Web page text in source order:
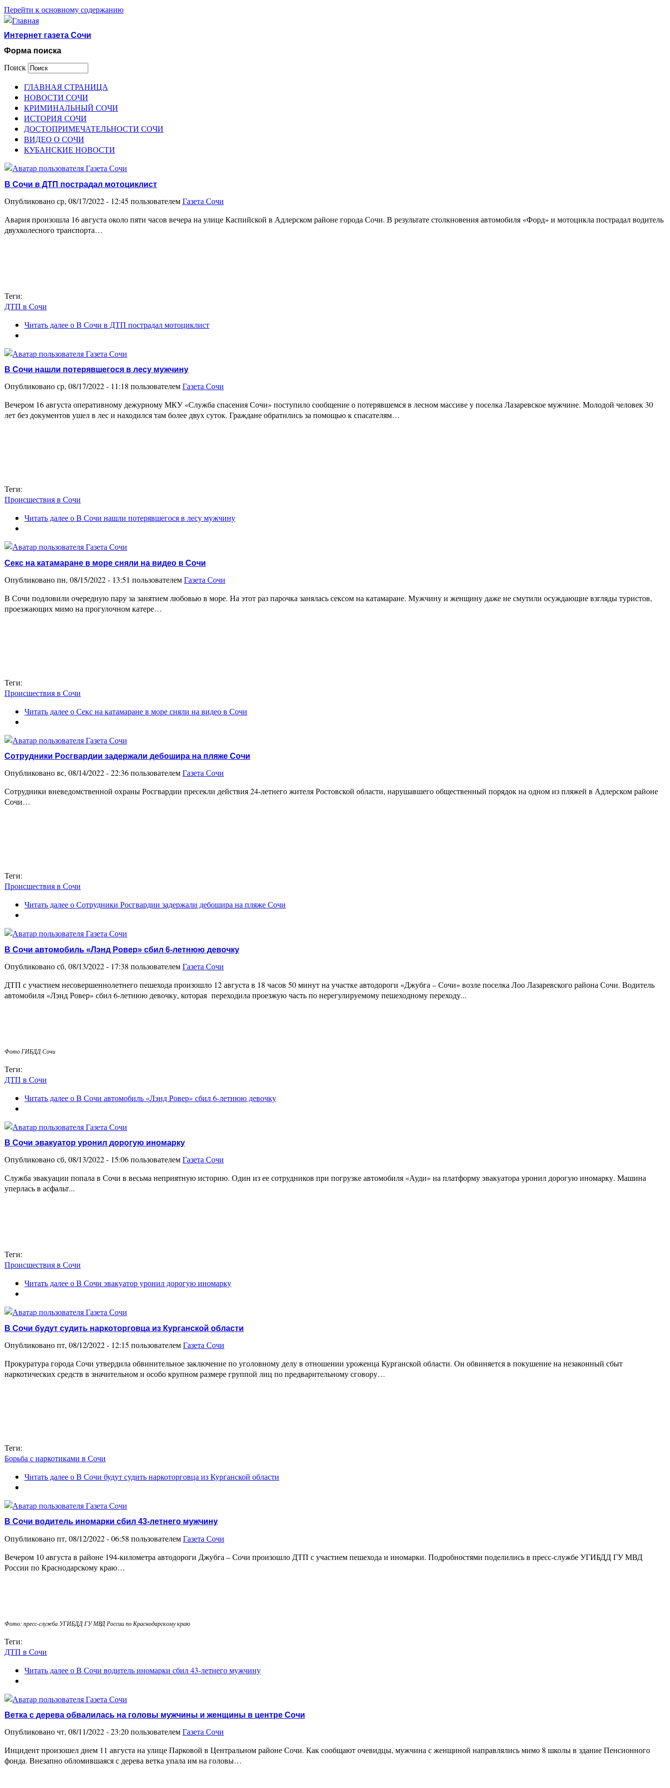
Перейти к основному содержанию
Интернет газета Сочи
Форма поиска
Поиск
ГЛАВНАЯ СТРАНИЦА
НОВОСТИ СОЧИ
КРИМИНАЛЬНЫЙ СОЧИ
ИСТОРИЯ СОЧИ
ДОСТОПРИМЕЧАТЕЛЬНОСТИ СОЧИ
ВИДЕО О СОЧИ
КУБАНСКИЕ НОВОСТИ
В Сочи в ДТП пострадал мотоциклист
Опубликовано ср, 08/17/2022 - 12:45 пользователемГазета Сочи
Авария произошла 16 августа около пяти часов веч­ера на улице Каспийской в Адлерском районе города Сочи. В результате столкновения автомобиля «Форд» и мотоцикла пострадал водитель
двухколесного транспорта…
Теги:
ДТП в Сочи
Читать далеео В Сочи в ДТП пострадал мотоциклист
В Сочи нашли потерявшегося в лесу мужчину
Опубликовано ср, 08/17/2022 - 11:18 пользователемГазета Сочи
Вечером 16 августа оперативному дежурному МКУ «Служба спасения Сочи» поступило сообщение о потерявшемся в лесном массиве у поселка Лазаревское мужчине. Молодой человек 30
лет без документов ушел в лес и находился там более двух суток. Граждане обратились за помощью к спасателям…
Теги:
Происшествия в Сочи
Читать далеео В Сочи нашли потерявшегося в лесу мужчину
Секс на катамаране в море сняли на видео в Сочи
Опубликовано пн, 08/15/2022 - 13:51 пользователемГазета Сочи
В Сочи подловили очередную пару за занятием любовью в море. На этот раз парочка занялась сексом на катамаране. Мужчину и женщину даже не смутили осуждающие взгляды туристов,
проезжающих мимо на прогулочном катере…
Теги:
Происшествия в Сочи
Читать далеео Секс на катамаране в море сняли на видео в Сочи
Сотрудники Росгвардии задержали дебошира на пляже Сочи
Опубликовано вс, 08/14/2022 - 22:36 пользователемГазета Сочи
Сотрудники вневедомственной охраны Росгвардии пресекли действия 24-летнего жителя Ростовской области, нарушавшего общественный порядок на одном из пляжей в Адлерском районе
Сочи…
Теги:
Происшествия в Сочи
Читать далеео Сотрудники Росгвардии задержали дебошира на пляже Сочи
В Сочи автомобиль «Лэнд Ровер» сбил 6-летнюю девочку
Опубликовано сб, 08/13/2022 - 17:38 пользователемГазета Сочи
ДТП с участием несовершеннолетнего пешехода произошло 12 августа в 18 часов 50 минут на участке автодороги «Джубга – Сочи» возле поселка Лоо Лазаревского района Сочи. Водитель
автомобиля «Лэнд Ровер» сбил 6-летнюю девочку, которая переходила проезжую часть по нерегулируемому пешеходному переходу...
Фото ГИБДД Сочи
Теги:
ДТП в Сочи
Читать далеео В Сочи автомобиль «Лэнд Ровер» сбил 6-летнюю девочку
В Сочи эвакуатор уронил дорогую иномарку
Опубликовано сб, 08/13/2022 - 15:06 пользователемГазета Сочи
Служба эвакуации попала в Сочи в весьма неприятную историю. Один из ее сотрудников при погрузке автомобиля «Ауди» на платформу эвакуатора уронил дорогую иномарку. Машина
уперлась в асфальт...
Теги:
Происшествия в Сочи
Читать далеео В Сочи эвакуатор уронил дорогую иномарку
В Сочи будут судить наркоторговца из Курганской области
Опубликовано пт, 08/12/2022 - 12:15 пользователемГазета Сочи
Прокуратура города Сочи утвердила обвинительное заключение по уголовному делу в отношении уроженца Курганской области. Он обвиняется в покушение на незаконный сбыт
наркотических средств в значительном и особо крупном размере группой лиц по предварительному сговору…
Теги:
Борьба с наркотиками в Сочи
Читать далеео В Сочи будут судить наркоторговца из Курганской области
В Сочи водитель иномарки сбил 43-летнего мужчину
Опубликовано пт, 08/12/2022 - 06:58 пользователемГазета Сочи
Вечером 10 августа в районе 194-километра автодороги Джубга – Сочи произошло ДТП с участием пешехода и иномарки. Подробностями поделились в пресс-службе УГИБДД ГУ МВД
России по Краснодарскому краю…
Фото: пресс-служба УГИБДД ГУ МВД России по Краснодарскому краю
Теги:
ДТП в Сочи
Читать далеео В Сочи водитель иномарки сбил 43-летнего мужчину
Ветка с дерева обвалилась на головы мужчины и женщины в центре Сочи
Опубликовано чт, 08/11/2022 - 23:20 пользователемГазета Сочи
Инцидент произошел днем 11 августа на улице Парковой в Центральном районе Сочи. Как сообщают очевидцы, мужчина с женщиной направлялись мимо 8 школы в здание Пенсионного
фонда. Внезапно обломившаяся с дерева ветка упала им на головы…